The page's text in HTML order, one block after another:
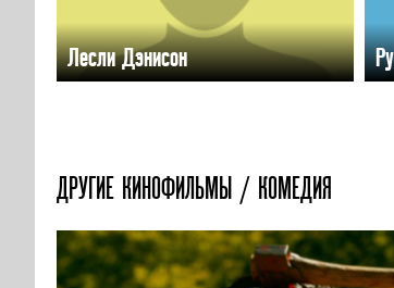
Лесли Дэнисон
ДРУГИЕ КИНОФИЛЬМЫ / КОМЕДИЯ